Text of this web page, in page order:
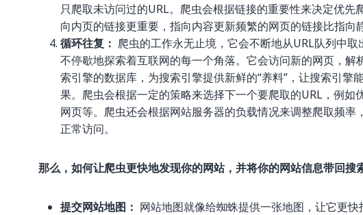
只爬取未访问过的URL。爬虫会根据链接的重要性来决定优
向内页的链接更重要，指向内容更新频繁的网页的链接比指向
循环往复： 爬虫的工作永无止境，它会不断地从URL队列中
不停歇地探索着互联网的每一个角落。它会访问新的网页，
索引擎的数据库，为搜索引擎提供新鲜的“养料”，让搜索引
果。爬虫会根据一定的策略来选择下一个要爬取的URL，例
网页等。爬虫还会根据网站服务器的负载情况来调整爬取频
正常访问。
那么，如何让爬虫更快地发现你的网站，并将你的网站信息带回搜
提交网站地图： 网站地图就像给蜘蛛提供一张地图，让它更